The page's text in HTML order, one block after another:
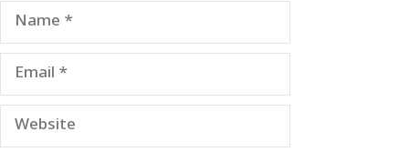
Name
Email
Website